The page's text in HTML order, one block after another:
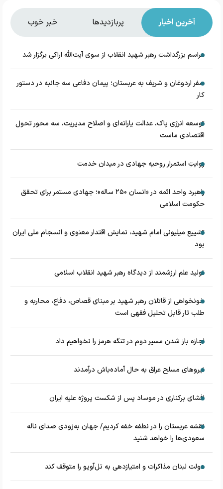
آخرین اخبار پربازدیدها خبر خوب
مراسم بزرگداشت رهبر شهید انقلاب از سوی آیت‌الله اراکی برگزار شد
سفر اردوغان و شریف به عربستان؛ پیمان دفاعی سه جانبه در دستور
کار
توسعه انرژی پاک، عدالت یارانه‌ای و اصلاح مدیریت، سه محور تحول
اقتصادی ماست
روایتِ استمرار روحیه جهادی در میدان خدمت
راهبرد واحد ائمه در «انسان ۲۵۰ ساله»؛ جهادی مستمر برای تحقق
حکومت اسلامی
تشییع میلیونی امام شهید، نمایش اقتدار معنوی و انسجام ملی ایران
بود
تولید علم ارزشمند از دیدگاه رهبر شهید انقلاب اسلامی
خونخواهی از قاتلان رهبر شهید بر مبنای قصاص، دفاع، محاربه و
طلب ثار قابل تحلیل فقهی است
اجازه باز شدن مسیر دوم در تنگه هرمز را نخواهیم داد
نیروهای مسلح عراق به حال آماده‌باش درآمدند
افشای برکناری در موساد پس از شکست پروژه علیه ایران
نقشه عربستان را در نطفه خفه کردیم/ جهان به‌زودی صدای ناله
سعودی‌ها را خواهد شنید
دولت لبنان مذاکرات و امتیازدهی به تل‌آویو را متوقف کند